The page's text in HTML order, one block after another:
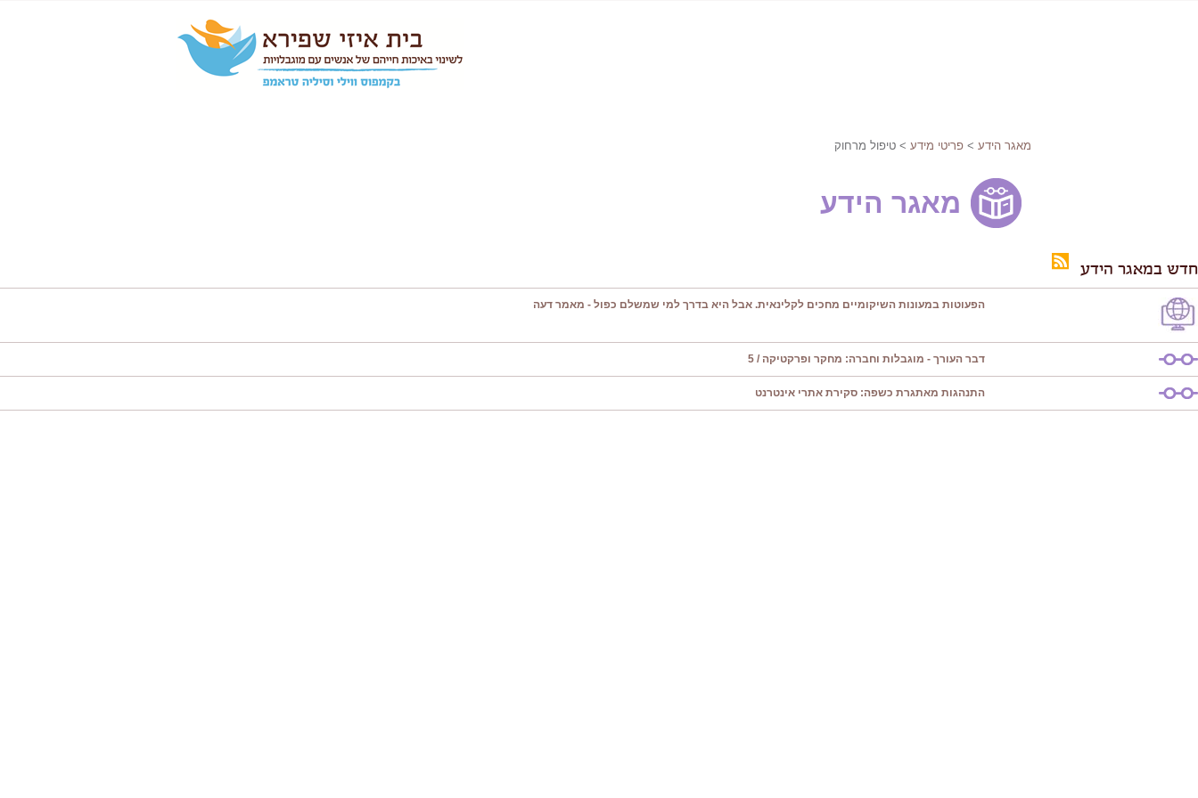
מאגר הידע > פריטי מידע > טיפול מרחוק
מאגר הידע
חדש במאגר הידע
הפעוטות במעונות השיקומיים מחכים לקלינאית. אבל היא בדרך למי שמשלם כפול - מאמר דעה
דבר העורך - מוגבלות וחברה: מחקר ופרקטיקה / 5
התנהגות מאתגרת כשפה: סקירת אתרי אינטרנט